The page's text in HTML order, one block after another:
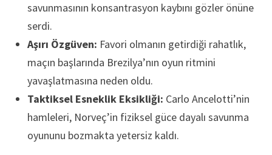
savunmasının konsantrasyon kaybını gözler önüne
serdi.
Aşırı Özgüven: Favori olmanın getirdiği rahatlık,
maçın başlarında Brezilya’nın oyun ritmini
yavaşlatmasına neden oldu.
Taktiksel Esneklik Eksikliği: Carlo Ancelotti’nin
hamleleri, Norveç’in fiziksel güce dayalı savunma
oyununu bozmakta yetersiz kaldı.